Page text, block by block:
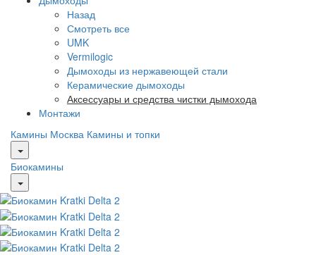
Назад
Смотреть все
UMK
Vermilogic
Дымоходы из нержавеющей стали
Керамические дымоходы
Аксессуары и средства чистки дымохода
Монтажи
Камины Москва Камины и топки
Биокамины